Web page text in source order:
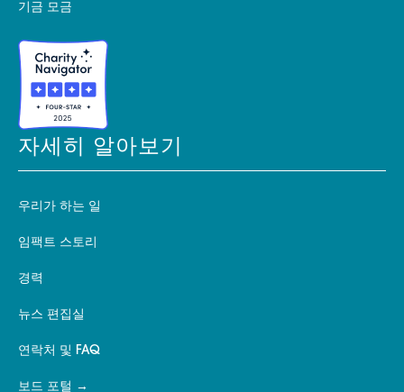
기금 모금
자세히 알아보기
우리가 하는 일
임팩트 스토리
경력
뉴스 편집실
연락처 및 FAQ
보드 포털